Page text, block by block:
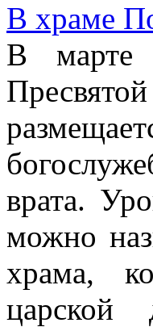
В храме
В марте
врата.
можно
храма,
царской